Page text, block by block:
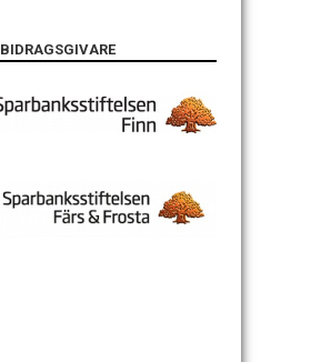
BIDRAGSGIVARE